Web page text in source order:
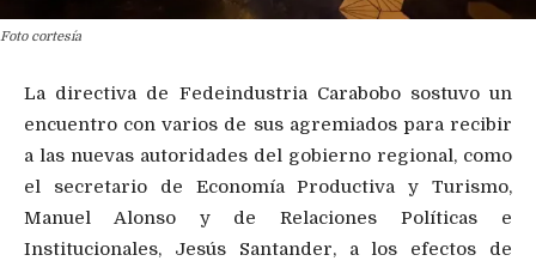
Foto cortesía
La directiva de Fedeindustria Carabobo sostuvo un
encuentro con varios de sus agremiados para recibir
a las nuevas autoridades del gobierno regional, como
el secretario de Economía Productiva y Turismo,
Manuel Alonso y de Relaciones Políticas e
Institucionales, Jesús Santander, a los efectos de